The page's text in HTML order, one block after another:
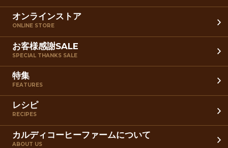
オンラインストア
ONLINE STORE
お客様感謝SALE
SPECIAL THANKS SALE
特集
FEATURES
レシピ
RECIPES
カルディコーヒーファームについて
ABOUT US